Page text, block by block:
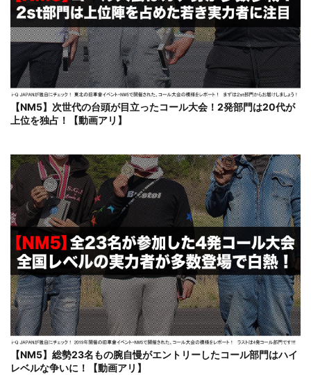
【NM5】次世代の台頭が目立ったコール大会！2発部門は20代が
上位を独占！【動画アリ】
【NM5】総勢23名もの腕自慢がエントリーしたコール部門はハイ
レベルな争いに！【動画アリ】